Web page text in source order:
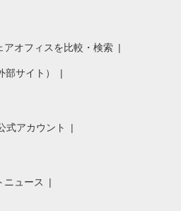
アオフィスを比較・検索
サイト）
式アカウント
ニュース